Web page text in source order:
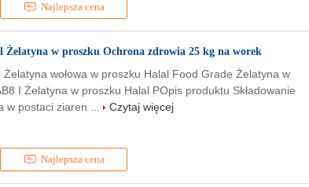
Najlepsza cena
Żelatyna w proszku Ochrona zdrowia 25 kg na worek
Najlepsza cena
wołowa w proszku Halal Food Grade Żelatyna w
I Żelatyna w proszku Halal POpis produktu Składowanie
w postaci ziaren ...
Czytaj więcej